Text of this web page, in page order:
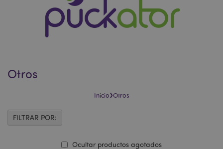
Otros
Inicio›Otros
Ocultar productos agotados
FILTRAR POR: